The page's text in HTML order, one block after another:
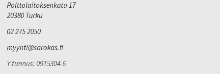
Polttolaitoksenkatu 17
20380 Turku
02 275 2050
myynti@sarokas.fi
Y-tunnus: 0915304-6